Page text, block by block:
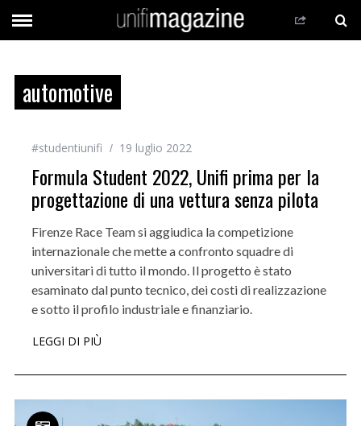
automotive
#studentiunifi 19 luglio 2022
Formula Student 2022, Unifi prima per la
progettazione di una vettura senza pilota
Firenze Race Team si aggiudica la competizione
internazionale che mette a confronto squadre di
universitari di tutto il mondo. Il progetto è stato
esaminato dal punto tecnico, dei costi di realizzazione
e sotto il profilo industriale e finanziario.
LEGGI DI PIÙ